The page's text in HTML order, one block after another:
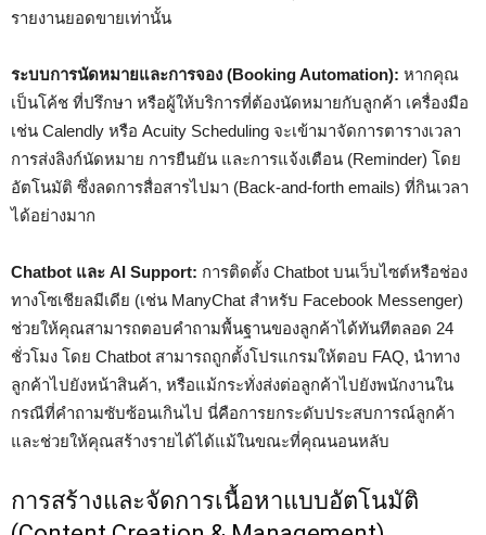
รายงานยอดขายเท่านั้น
ระบบการนัดหมายและการจอง (Booking Automation): หากคุณ
เป็นโค้ช ที่ปรึกษา หรือผู้ให้บริการที่ต้องนัดหมายกับลูกค้า เครื่องมือ
เช่น Calendly หรือ Acuity Scheduling จะเข้ามาจัดการตารางเวลา
การส่งลิงก์นัดหมาย การยืนยัน และการแจ้งเตือน (Reminder) โดย
อัตโนมัติ ซึ่งลดการสื่อสารไปมา (Back-and-forth emails) ที่กินเวลา
ได้อย่างมาก
Chatbot และ AI Support: การติดตั้ง Chatbot บนเว็บไซต์หรือช่อง
ทางโซเชียลมีเดีย (เช่น ManyChat สำหรับ Facebook Messenger)
ช่วยให้คุณสามารถตอบคำถามพื้นฐานของลูกค้าได้ทันทีตลอด 24
ชั่วโมง โดย Chatbot สามารถถูกตั้งโปรแกรมให้ตอบ FAQ, นำทาง
ลูกค้าไปยังหน้าสินค้า, หรือแม้กระทั่งส่งต่อลูกค้าไปยังพนักงานใน
กรณีที่คำถามซับซ้อนเกินไป นี่คือการยกระดับประสบการณ์ลูกค้า
และช่วยให้คุณสร้างรายได้ได้แม้ในขณะที่คุณนอนหลับ
การสร้างและจัดการเนื้อหาแบบอัตโนมัติ